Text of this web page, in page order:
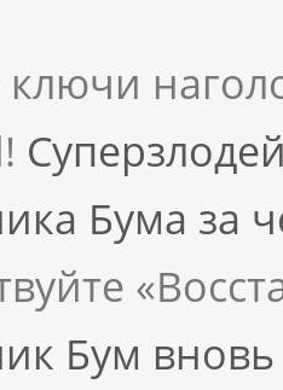
Бума за
Бум